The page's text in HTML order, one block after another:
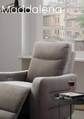
Maddalena